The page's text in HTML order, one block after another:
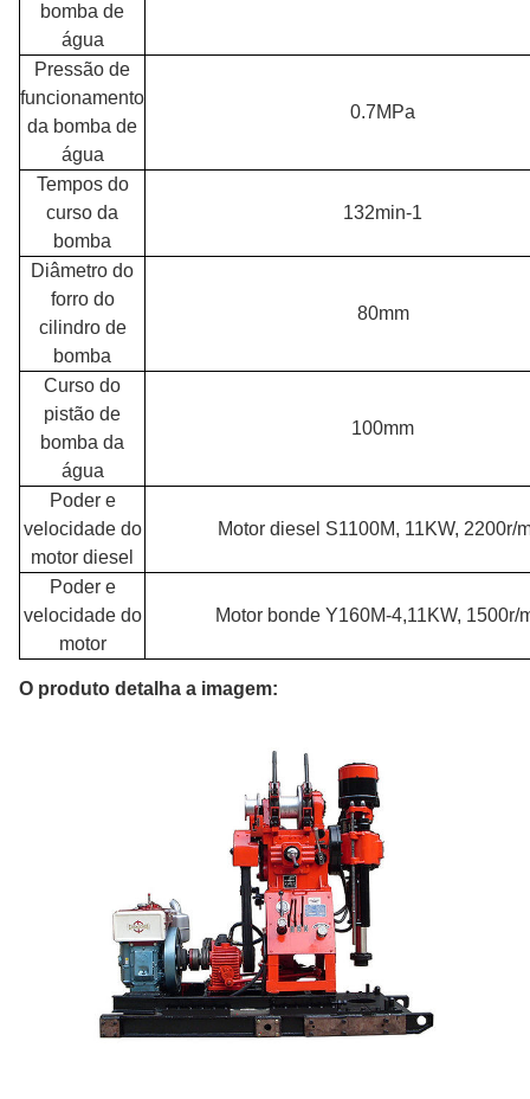
bomba de
água
Pressão de
funcionamento
da bomba de
água
0.7MPa
Tempos do
curso da
bomba
132min-1
Diâmetro do
forro do
cilindro de
bomba
80mm
Curso do
pistão de
bomba da
água
100mm
Poder e
velocidade do
motor diesel
Motor diesel S1100M, 11KW, 2200r/
Poder e
velocidade do
motor
Motor bonde Y160M-4,11KW, 1500r/
O produto detalha a imagem: